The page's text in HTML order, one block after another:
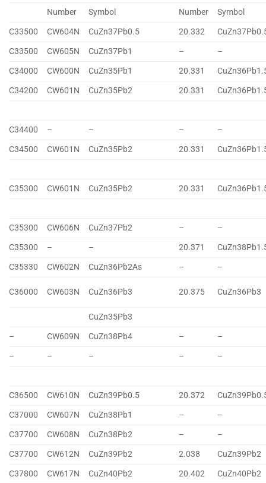
Number Symbol Number
Symbol
C33500
CW604N CuZn37Pb0.5 20.332
C33500
CW605N CuZn37Pb1 –
–
C34000
CW600N CuZn35Pb1 20.331
C34200
CW601N CuZn35Pb2 20.331
C34400 – – –
–
C34500
CW601N CuZn35Pb2 20.331
C35300 CW601N CuZn35Pb2 20.331
C35300 CW606N CuZn37Pb2 –
–
C35300
– – 20.371
C35330
CW602N CuZn36Pb2As – –
C36000 CW603N CuZn36Pb3 20.375 CuZn36Pb3
CuZn35Pb3
–
CW609N CuZn38Pb4 –
–
–
– – – –
C36500 CW610N CuZn39Pb0.5 20.372
C37000
CW607N CuZn38Pb1 –
–
C37700
CW608N CuZn38Pb2 –
–
C37700
CW612N CuZn39Pb2 2.038
CuZn39Pb2
C37800
CW617N CuZn40Pb2 20.402 CuZn40Pb2